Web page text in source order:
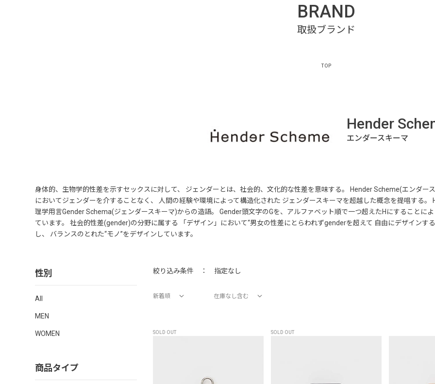
BRAND
TOP
Hender
身体的、生物学的性差を示すセックスに対して、 ジェンダーとは、社会的、文化的な性差を意味する。 Hender Scheme(エンダー
においてジェンダーを介することなく、 人間の経験や環境によって構造化された ジェンダースキーマを超越した概念を提唱する
理学用言Gender Schema(ジェンダースキーマ)からの造語。 Gender頭文字のGを、アルファベット順で一つ超えたHにすることに
ています。 社会的性差(gender)の分野に属する 「デザイン」において“男女の性差にとらわれずgenderを超えて 自由にデザインす
し、 バランスのとれた“モノ”をデザインしています。
性別
All
MEN
WOMEN
商品タイプ
絞り込み条件 ： 指定なし
新着順 在庫なし含む
SOLD OUT SOLD OUT